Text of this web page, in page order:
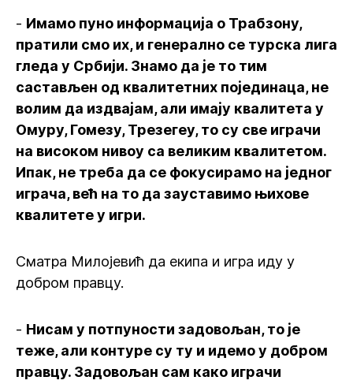
- Имамо пуно информација о Трабзону,
пратили смо их, и генерално се турска лига
гледа у Србији. Знамо да је то тим
састављен од квалитетних појединаца, не
волим да издвајам, али имају квалитета у
Омуру, Гомезу, Трезегеу, то су све играчи
на високом нивоу са великим квалитетом.
Ипак, не треба да се фокусирамо на једног
играча, већ на то да зауставимо њихове
квалитете у игри.
Сматра Милојевић да екипа и игра иду у
добром правцу.
- Нисам у потпуности задовољан, то је
теже, али контуре су ту и идемо у добром
правцу. Задовољан сам како играчи